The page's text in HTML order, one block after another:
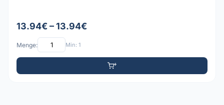
13.94€ – 13.94€
Menge: Min: 1